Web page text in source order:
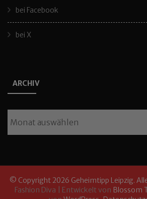
bei Facebook
bei X
ARCHIV
© Copyright 2026 Geheimtipp Leipzig.
Fashion Diva | Entwickelt von Blossom